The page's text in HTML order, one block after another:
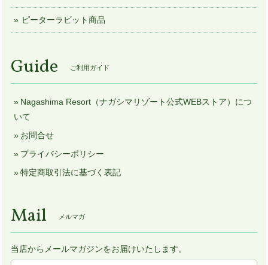
ピーターラビット商品
Guide ご利用ガイド
Nagashima Resort（ナガシマリゾート公式WEBストア）につ
いて
お問合せ
プライバシーポリシー
特定商取引法に基づく表記
Mail メルマガ
当店からメールマガジンをお届けいたします。